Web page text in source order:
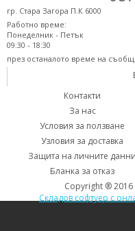
гр. Стара Загора П.К 6000
Работно време:
Понеделник - Петък
09:30 - 18:30
през останалото време на
Контакти
За нас
Условия за ползване
Узловия за доставка
Защита на личните данни
Бланка за отказ
Copyright ®
Складов софтуер с